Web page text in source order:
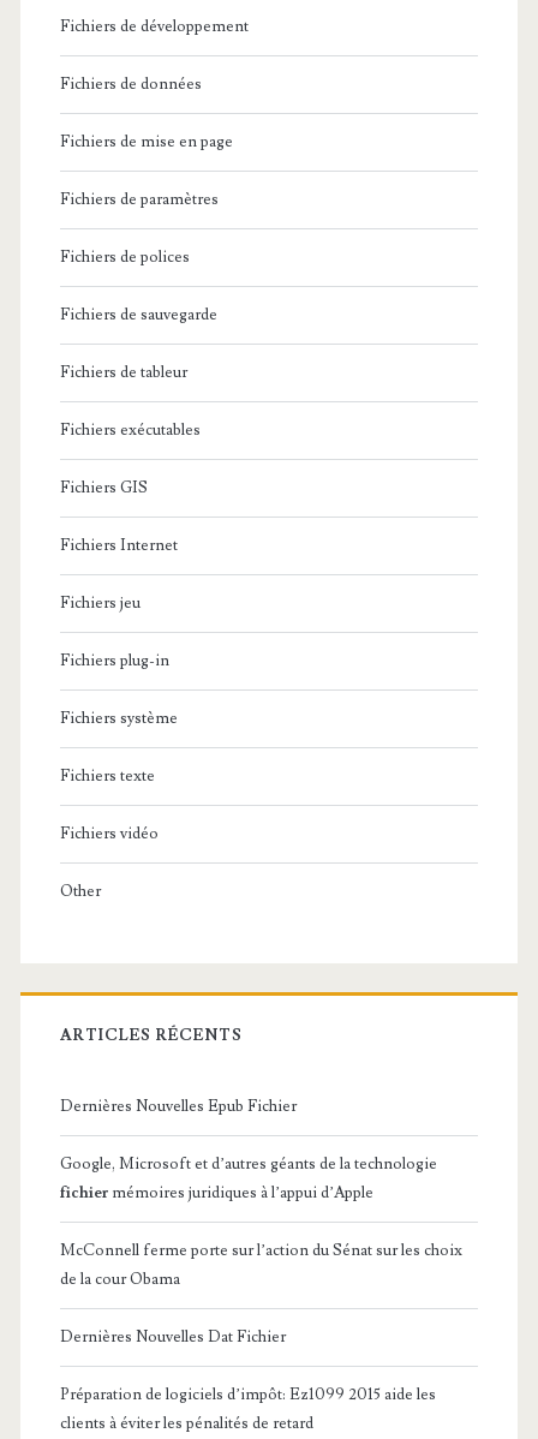
Fichiers de développement
Fichiers de données
Fichiers de mise en page
Fichiers de paramètres
Fichiers de polices
Fichiers de sauvegarde
Fichiers de tableur
Fichiers exécutables
Fichiers GIS
Fichiers Internet
Fichiers jeu
Fichiers plug-in
Fichiers système
Fichiers texte
Fichiers vidéo
Other
ARTICLES RÉCENTS
Dernières Nouvelles Epub Fichier
Google, Microsoft et d’autres géants de la technologie
fichier mémoires juridiques à l’appui d’Apple
McConnell ferme porte sur l’action du Sénat sur les choix
de la cour Obama
Dernières Nouvelles Dat Fichier
Préparation de logiciels d’impôt: Ez1099 2015 aide les
clients à éviter les pénalités de retard